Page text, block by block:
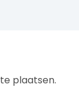
plaatsen.